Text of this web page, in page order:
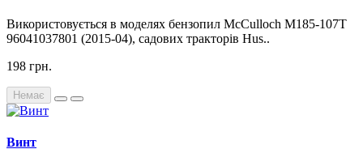
Використовується в моделях бензопил McCulloch M185-107T
96041037801 (2015-04), садових тракторів Hus..
198 грн.
Немає
Винт